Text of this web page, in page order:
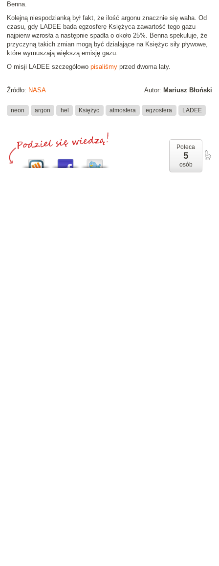
Benna.
Kolejną niespodzianką był fakt, że ilość argonu znacznie się waha. Od
czasu, gdy LADEE bada egzosferę Księżyca zawartość tego gazu
najpierw wzrosła a następnie spadła o około 25%. Benna spekuluje, że
przyczyną takich zmian mogą być działające na Księżyc siły pływowe,
które wymuszają większą emisję gazu.
O misji LADEE szczegółowo pisaliśmy przed dwoma laty.
Autor: Mariusz Błoński
Źródło: NASA
neon argon hel Księżyc atmosfera egzosfera LADEE
Poleca
5
osób